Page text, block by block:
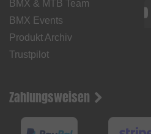
BMX & MTB Team
BMX Events
Produkt Archiv
Trustpilot
Zahlungsweisen